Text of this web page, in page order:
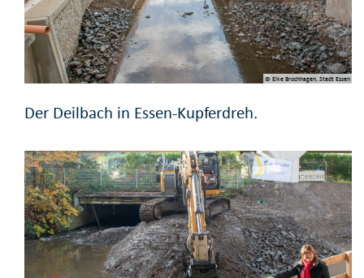
© Elke Brochhagen, Stadt Essen
Der Deilbach in Essen-Kupferdreh.